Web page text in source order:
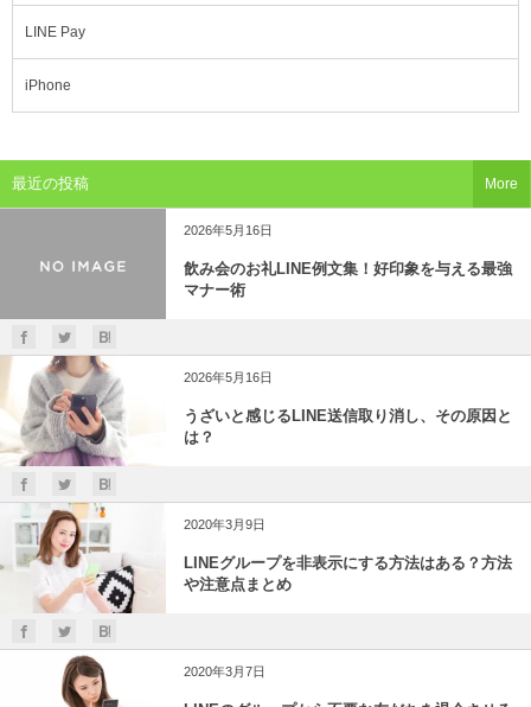
LINE Pay
iPhone
最近の投稿
2026年5月16日
飲み会のお礼LINE例文集！好印象を与える最強
マナー術
2026年5月16日
うざいと感じるLINE送信取り消し、その原因と
は？
2020年3月9日
LINEグループを非表示にする方法はある？方法
や注意点まとめ
2020年3月7日
More